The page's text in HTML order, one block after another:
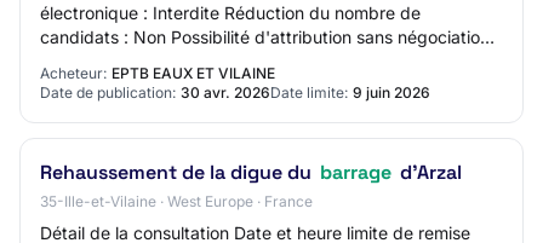
électronique : Interdite Réduction du nombre de
candidats : Non Possibilité d'attribution sans négociation :
Acheteur: EPTB EAUX ET VILAINE
Date de publication: 30 avr. 2026Date limite: 9 juin 2026
Rehaussement de la digue du barrage d'Arzal
35-Ille-et-Vilaine · West Europe · France
Détail de la consultation Date et heure limite de remise